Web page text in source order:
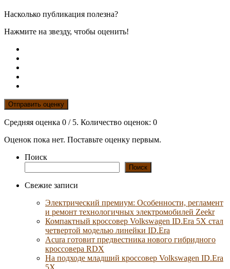
Насколько публикация полезна?
Нажмите на звезду, чтобы оценить!
Отправить оценку
Средняя оценка 0 / 5. Количество оценок: 0
Оценок пока нет. Поставьте оценку первым.
Поиск
Поиск
Свежие записи
Электрический премиум: Особенности, регламент
и ремонт технологичных электромобилей Zeekr
Компактный кроссовер Volkswagen ID.Era 5X стал
четвертой моделью линейки ID.Era
Acura готовит предвестника нового гибридного
кроссовера RDX
На подходе младший кроссовер Volkswagen ID.Era